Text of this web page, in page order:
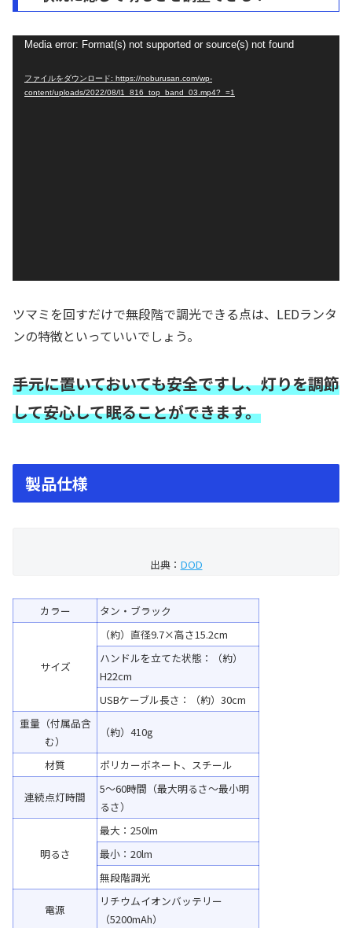
Media error: Format(s) not supported or source(s) not found
ファイルをダウンロード: https://noburusan.com/wp-
content/uploads/2022/08/l1_816_top_band_03.mp4?_=1
ツマミを回すだけで無段階で調光できる点は、LEDランタ
ンの特徴といっていいでしょう。
手元に置いておいても安全ですし、灯りを調節
して安心して眠ることができます。
製品仕様
出典： DOD
カラー タン・ブラック
サイズ
（約）直径9.7×高さ15.2cm
ハンドルを立てた状態：（約）
H22cm
USBケーブル長さ：（約）30cm
重量（付属品含
む）
（約）410g
材質 ポリカーボネート、スチール
連続点灯時間
5～60時間（最大明るさ～最小明
るさ）
明るさ
最大：250lm
最小：20lm
無段階調光
電源
リチウムイオンバッテリー
（5200mAh）